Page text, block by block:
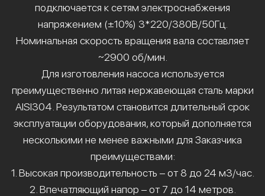
подключается к сетям электроснабжения
напряжением (±10%) 3*220/380В/50Гц.
Номинальная скорость вращения вала составляет
~2900 об/мин.
Для изготовления насоса используется
преимущественно литая нержавеющая сталь марки
AISI304. Результатом становится длительный срок
эксплуатации оборудования, который дополняется
несколькими не менее важными для Заказчика
преимуществами:
1. Высокая производительность – от 8 до 24 м3/час.
2. Впечатляющий напор – от 7 до 14 метров.